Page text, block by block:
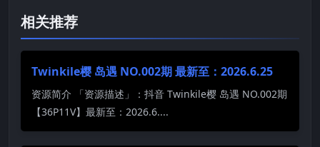
相关推荐
Twinkile樱 岛遇 NO.002期 最新至：2026.6.25
资源简介 「资源描述」：抖音 Twinkile樱 岛遇 NO.002期
【36P11V】最新至：2026.6....